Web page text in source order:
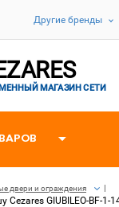
Другие бренды
МАГАЗИН СЕТИ
двери и ограждения
GIUBILEO-BF-1-